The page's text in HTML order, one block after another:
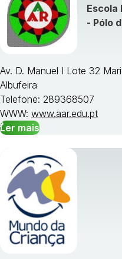
Escola
- Pólo
Av. D. Manuel I Lote 32
Albufeira
Telefone: 289368507
WWW: www.aar.edu.pt
Ler mais